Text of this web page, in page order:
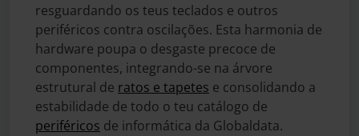
resguardando os teus teclados e outros
periféricos contra oscilações. Esta harmonia de
hardware poupa o desgaste precoce de
componentes, integrando-se na árvore
estrutural de ratos e tapetes e consolidando a
estabilidade de todo o teu catálogo de
periféricos de informática da Globaldata.